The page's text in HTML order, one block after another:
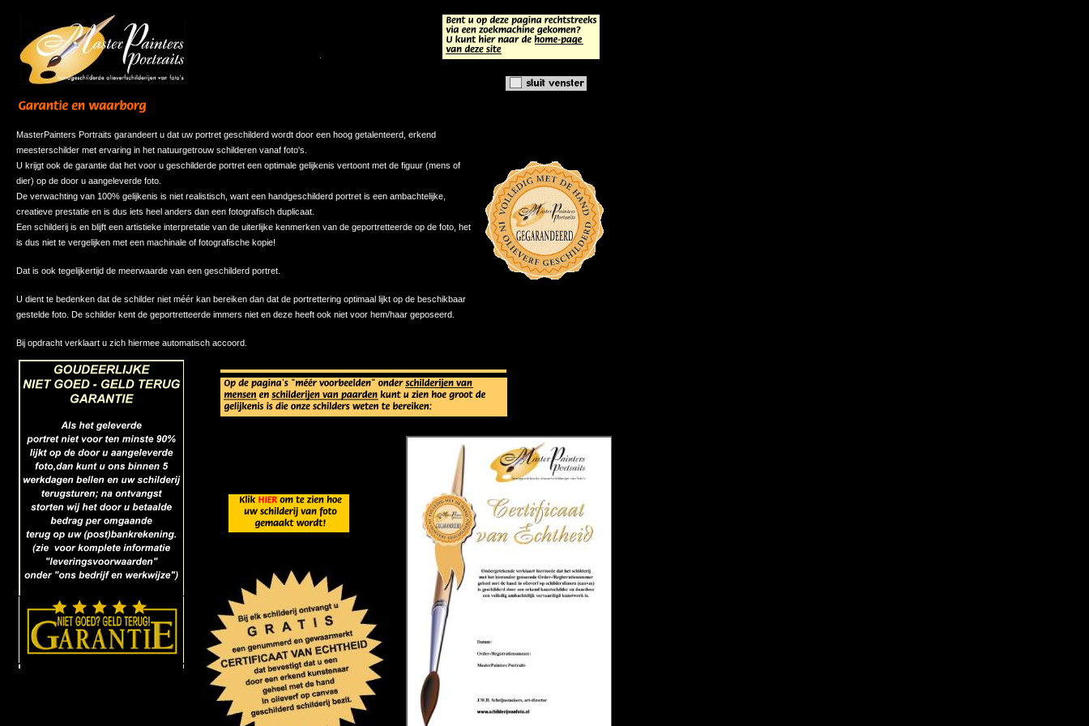
MasterPainters Portraits garandeert u dat uw portret geschilderd wordt door een hoog getalenteerd, erkend
meesterschilder met ervaring in het natuurgetrouw schilderen vanaf foto's.
U krijgt ook de garantie dat het voor u geschilderde portret een optimale gelijkenis vertoont met de figuur (mens of
dier) op de door u aangeleverde foto.
De verwachting van 100% gelijkenis is niet realistisch, want een handgeschilderd portret is een ambachtelijke,
creatieve prestatie en is dus iets heel anders dan een fotografisch duplicaat.
Een schilderij is en blijft een artistieke interpretatie van de uiterlijke kenmerken van de geportretteerde op de foto, het
is dus niet te vergelijken met een machinale of fotografische kopie!
Dat is ook tegelijkertijd de meerwaarde van een geschilderd portret.
U dient te bedenken dat de schilder niet méér kan bereiken dan dat de portrettering optimaal lijkt op de beschikbaar
gestelde foto. De schilder kent de geportretteerde immers niet en deze heeft ook niet voor hem/haar geposeerd.
Bij opdracht verklaart u zich hiermee automatisch accoord.